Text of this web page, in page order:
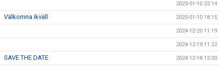
2025-01-10 22:14
Välkomna ikväll 2025-01-10 18:15
2024-12-20 11:19
2024-12-19 11:22
SAVE THE DATE 2024-12-18 12:00